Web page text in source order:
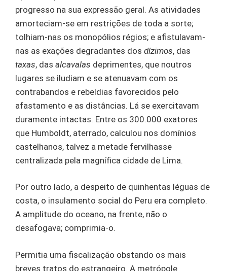
progresso na sua expressão geral. As atividades
amorteciam-se em restrições de toda a sorte;
tolhiam-nas os monopólios régios; e afistulavam-
nas as exações degradantes dos dízimos, das
taxas, das alcavalas deprimentes, que noutros
lugares se iludiam e se atenuavam com os
contrabandos e rebeldias favorecidos pelo
afastamento e as distâncias. Lá se exercitavam
duramente intactas. Entre os 300.000 exatores
que Humboldt, aterrado, calculou nos domínios
castelhanos, talvez a metade fervilhasse
centralizada pela magnífica cidade de Lima.
Por outro lado, a despeito de quinhentas léguas de
costa, o insulamento social do Peru era completo.
A amplitude do oceano, na frente, não o
desafogava; comprimia-o.
Permitia uma fiscalização obstando os mais
breves tratos do estrangeiro. A metrópole